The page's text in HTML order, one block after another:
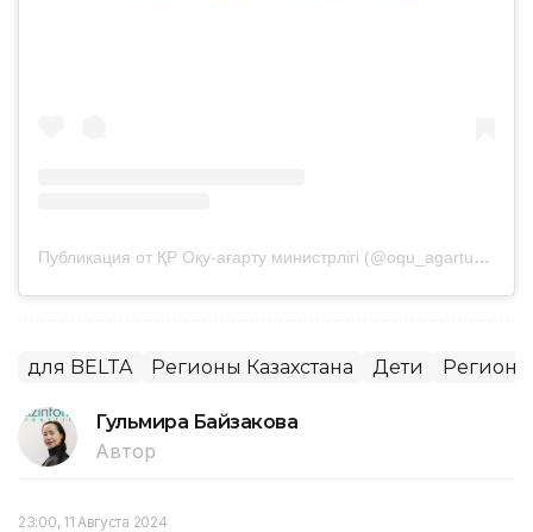
Публикация от ҚР Оқу-ағарту министрлігі (@oqu_agartu_ministrligi)
для BELTA Регионы Казахстана Дети Регионы
Гульмира Байзакова
Автор
23:00, 11 Августа 2024